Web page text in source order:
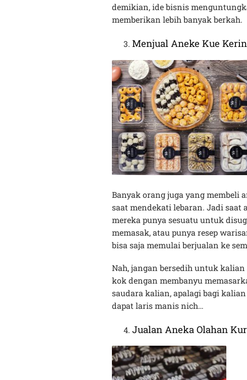
demikian, ide bisnis
memberikan lebih banyak berkah.
Menjual Aneke Kue
Banyak orang juga yang membeli
saat mendekati lebaran. Jadi saat
mereka punya sesuatu untuk
memasak, atau punya resep
bisa saja memulai berjualan ke
Nah, jangan bersedih untuk
kok dengan membanyu
saudara kalian, apalagi bagi
dapat laris manis nich…
Jualan Aneka Olahan